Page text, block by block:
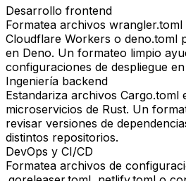
Desarrollo frontend
Formatea archivos
Cloudflare Workers o deno.toml
en Deno. Un formateo limpio
configuraciones de despliegue
Ingeniería backend
Estandariza archivos Cargo.toml
microservicios de Rust. Un
revisar versiones de
distintos repositorios.
DevOps y CI/CD
Formatea archivos de